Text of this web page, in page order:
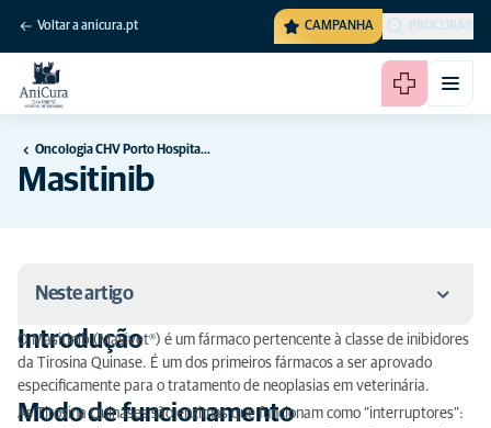
Voltar a anicura.pt CAMPANHA PROCURAR
Oncologia CHV Porto Hospital Veterinário
Masitinib
Neste artigo
Introdução
Modo de funcionamento
Introdução
O Masitinib (Masivet®) é um fármaco pertencente à classe de inibidores
da Tirosina Quinase. É um dos primeiros fármacos a ser aprovado
especificamente para o tratamento de neoplasias em veterinária.
Modo de funcionamento
As Tirosina Quinases são enzimas que funcionam como “interruptores”: